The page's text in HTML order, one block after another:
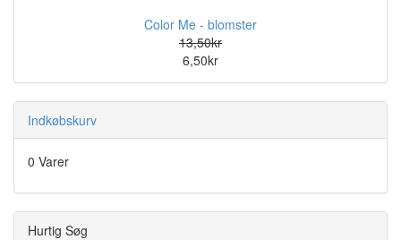
Color Me - blomster
13,50kr
6,50kr
Indkøbskurv
0 Varer
Hurtig Søg